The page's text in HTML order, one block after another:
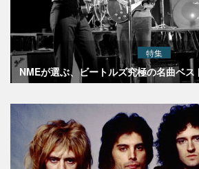
特集
NMEが選ぶ、ビートルズ究極の名曲ベ